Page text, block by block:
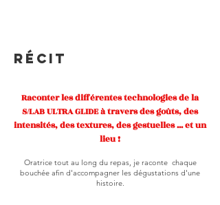
RÉCIT
Raconter les différentes technologies de la
S/LAB ULTRA GLIDE à travers des goûts, des
intensités, des textures, des gestuelles ... et un
lieu !
Oratrice tout au long du repas, je raconte chaque
bouchée afin d'accompagner les dégustations d'une
histoire.